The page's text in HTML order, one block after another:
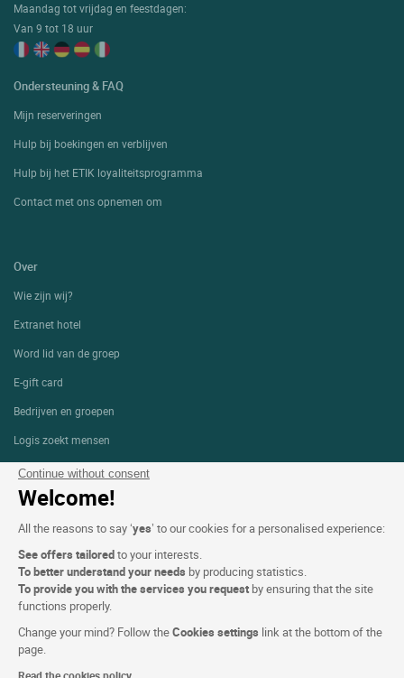
Continue without consent
Welcome!
All the reasons to say ‘yes’ to our cookies for a personalised experience:
See offers tailoredto your interests.
To better understand your needs by producing statistics.
To provide you with the services you request by ensuring that the site
functions properly.
Change your mind? Follow theCookies settings link at the bottom of the
page.
Maandag tot vrijdag en feestdagen:
Van 9 tot 18 uur
Ondersteuning & FAQ
Mijn reserveringen
Hulp bij boekingen en verblijven
Hulp bij het ETIK loyaliteitsprogramma
Contact met ons opnemen om
Over
Wie zijn wij?
Extranet hotel
Word lid van de groep
E-gift card
Bedrijven en groepen
Logis zoekt mensen
Persgedeelte
Voorwaarden voor de website
Wettelijke bepalingen
Persoonlijke gegevens (AVG)
Alg. Voorw.